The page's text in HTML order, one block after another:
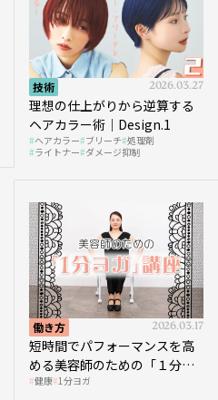
技術 2026.03.27
理想の仕上がりから逆算する
ヘアカラー術｜Design.1
ヘアカラー ブリーチ 処理剤
ライトナー ダメージ抑制
働き方 2026.03.17
短時間でパフォーマンスを高
める美容師のための「１分ヨ
ガ」講座｜実践編
健康 1分ヨガ